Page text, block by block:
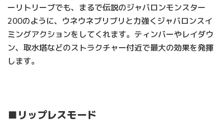
ーリトリーブでも、まるで伝説のジャバロンモンスター
200のように、ウネウネブリブリと力強くジャバロンスイ
ミングアクションをしてくれます。ティンバーやレイダウ
ン、取水塔などのストラクチャー付近で最大の効果を発揮
します。
■リップレスモード